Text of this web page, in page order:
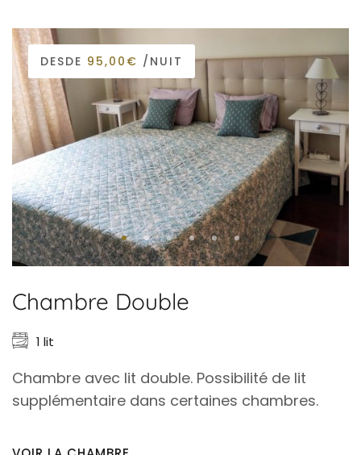
DESDE 95,00€ /NUIT
Chambre Double
1 lit
Chambre avec lit double. Possibilité de lit
supplémentaire dans certaines chambres.